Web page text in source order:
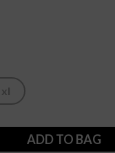
xl
ADD TO BAG